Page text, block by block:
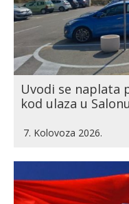
Uvodi se naplata
kod ulaza u Salonu
7. Kolovoza 2026.